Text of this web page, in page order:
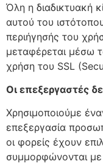
Όλη η διαδικτυακή
αυτού του
περιήγησής του
μεταφέρεται μέσω
χρήση του SSL
Οι επεξεργαστές
Χρησιμοποιούμε
επεξεργασία
οι φορείς έχουν
συμμορφώνονται